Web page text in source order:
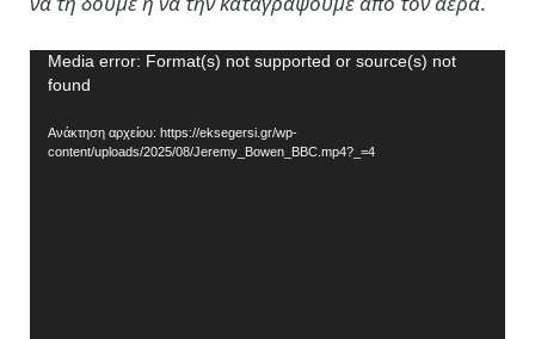
Πρόγραμμα
Αναπαραγωγής
Βίντεο
Media error: Format(s) not supported or source(s) not
found
Ανάκτηση αρχείου: https://eksegersi.gr/wp-
content/uploads/2025/08/Jeremy_Bowen_BBC.mp4?_=4